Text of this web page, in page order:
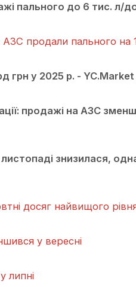
пального до 6 тис. л/
продали пального на
грн у 2025 р. - YC.Market
продажі на АЗС
знизилася,
досяг найвищого
у вересні
липні